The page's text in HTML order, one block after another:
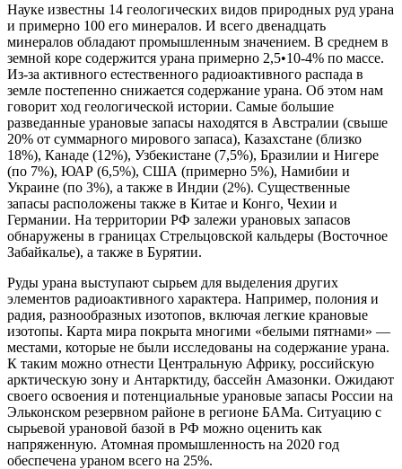
Науке известны 14 геологических видов природных руд урана
и примерно 100 его минералов. И всего двенадцать
минералов обладают промышленным значением. В среднем в
земной коре содержится урана примерно 2,5•10-4% по массе.
Из-за активного естественного радиоактивного распада в
земле постепенно снижается содержание урана. Об этом нам
говорит ход геологической истории. Самые большие
разведанные урановые запасы находятся в Австралии (свыше
20% от суммарного мирового запаса), Казахстане (близко
18%), Канаде (12%), Узбекистане (7,5%), Бразилии и Нигере
(по 7%), ЮАР (6,5%), США (примерно 5%), Намибии и
Украине (по 3%), а также в Индии (2%). Существенные
запасы расположены также в Китае и Конго, Чехии и
Германии. На территории РФ залежи урановых запасов
обнаружены в границах Стрельцовской кальдеры (Восточное
Забайкалье), а также в Бурятии.
Руды урана выступают сырьем для выделения других
элементов радиоактивного характера. Например, полония и
радия, разнообразных изотопов, включая легкие крановые
изотопы. Карта мира покрыта многими «белыми пятнами» —
местами, которые не были исследованы на содержание урана.
К таким можно отнести Центральную Африку, российскую
арктическую зону и Антарктиду, бассейн Амазонки. Ожидают
своего освоения и потенциальные урановые запасы России на
Эльконском резервном районе в регионе БАМа. Ситуацию с
сырьевой урановой базой в РФ можно оценить как
напряженную. Атомная промышленность на 2020 год
обеспечена ураном всего на 25%.